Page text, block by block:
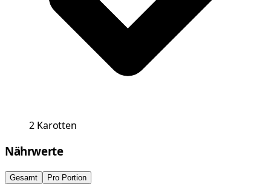
2 Karotten
Nährwerte
Gesamt
Pro Portion